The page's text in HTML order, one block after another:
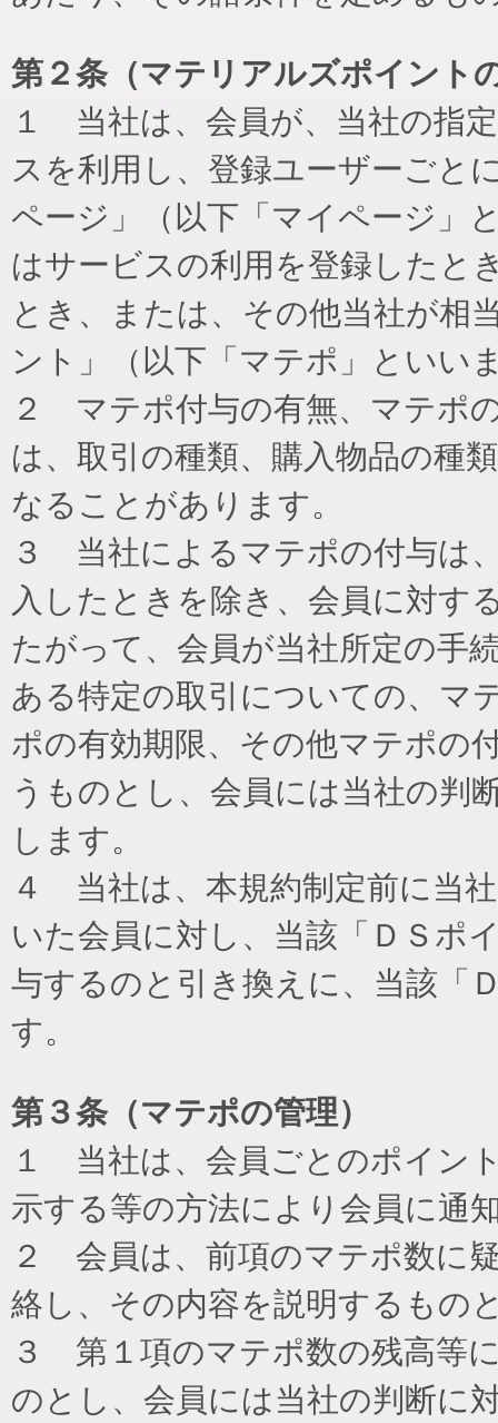
第２条（マテリアルズポイント
１ 当社は、会員が、当社の指
スを利用し、登録ユーザーごと
ページ」（以下「マイページ」
はサービスの利用を登録したと
とき、または、その他当社が相
ント」（以下「マテポ」といい
２ マテポ付与の有無、マテポ
は、取引の種類、購入物品の種
なることがあります。
３ 当社によるマテポの付与は
入したときを除き、会員に対す
たがって、会員が当社所定の手
ある特定の取引についての、マ
ポの有効期限、その他マテポの
うものとし、会員には当社の判
します。
４ 当社は、本規約制定前に当
いた会員に対し、当該「ＤＳポ
与するのと引き換えに、当該「
す。
第３条（マテポの管理）
１ 当社は、会員ごとのポイン
示する等の方法により会員に通
２ 会員は、前項のマテポ数に
絡し、その内容を説明するもの
３ 第１項のマテポ数の残高等
のとし、会員には当社の判断に